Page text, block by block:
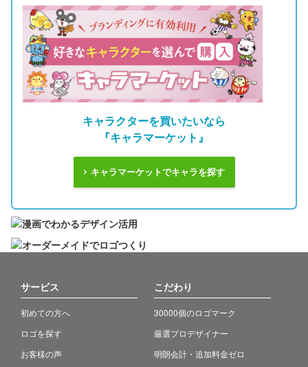
キャラクターを買いたいなら
『キャラマーケット』
キャラマーケットでキャラを探す
サービス
初めての方へ
ロゴを探す
お客様の声
こだわり
30000個のロゴマーク
厳選プロデザイナー
明朗会計・追加料金ゼロ